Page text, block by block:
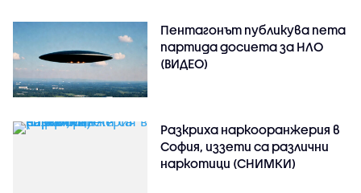
Пентагонът публикува пета
партида досиета за НЛО
(ВИДЕО)
Разкриха наркооранжерия в
София, иззети са различни
наркотици (СНИМКИ)